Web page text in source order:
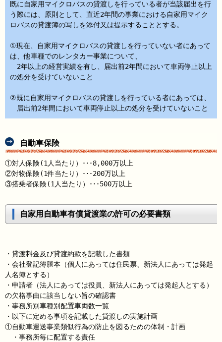
既に自家用マイクロバスの貸渡しを行っている者が当該届出を行
う際には、原則として、直近2年間の事業における自家用マイク
ロバスの貸渡簿の写しを添付又は提示することとする。
①現在、自家用マイクロバスの貸渡しを行っていない者にあって
は、他車種でのレンタカー事業について、
2年以上の経営実績を有し、届出前2年間において車両停止以上
の処分を受けていないこと
②既に自家用マイクロバスの貸渡しを行っている者にあっては、
届出前2年間において車両停止以上の処分を受けていないこと
自動車保険
①対人保険(1人当たり）･･･8,000万以上
②対物保険(1件当たり）･･･200万以上
③搭乗者保険(1人当たり）･･･500万以上
自家用自動車有償貸渡業の許可の必要書類
・貸渡料金及び貸渡約款を記載した書類
・会社登記簿謄本（個人にあっては住民票、新法人にあっては発起
人名簿とする）
・申請者（法人にあっては役員、新法人にあっては発起人とする）
の欠格事由に該当しない旨の確認書
・事務所別車種別配置車両数一覧
・以下に定める事項を記載した貸渡しの実施計画
①自動車運送事業類似行為の防止を図るための体制・計画
・事務所毎に配置する責任